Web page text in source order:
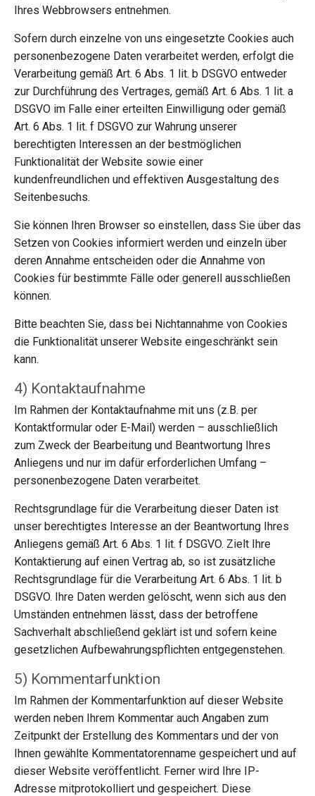
Ihres Webbrowsers entnehmen.
Sofern durch einzelne von uns eingesetzte Cookies auch
personenbezogene Daten verarbeitet werden, erfolgt die
Verarbeitung gemäß Art. 6 Abs. 1 lit. b DSGVO entweder
zur Durchführung des Vertrages, gemäß Art. 6 Abs. 1 lit. a
DSGVO im Falle einer erteilten Einwilligung oder gemäß
Art. 6 Abs. 1 lit. f DSGVO zur Wahrung unserer
berechtigten Interessen an der bestmöglichen
Funktionalität der Website sowie einer
kundenfreundlichen und effektiven Ausgestaltung des
Seitenbesuchs.
Sie können Ihren Browser so einstellen, dass Sie über das
Setzen von Cookies informiert werden und einzeln über
deren Annahme entscheiden oder die Annahme von
Cookies für bestimmte Fälle oder generell ausschließen
können.
Bitte beachten Sie, dass bei Nichtannahme von Cookies
die Funktionalität unserer Website eingeschränkt sein
kann.
4) Kontaktaufnahme
Im Rahmen der Kontaktaufnahme mit uns (z.B. per
Kontaktformular oder E-Mail) werden – ausschließlich
zum Zweck der Bearbeitung und Beantwortung Ihres
Anliegens und nur im dafür erforderlichen Umfang –
personenbezogene Daten verarbeitet.
Rechtsgrundlage für die Verarbeitung dieser Daten ist
unser berechtigtes Interesse an der Beantwortung Ihres
Anliegens gemäß Art. 6 Abs. 1 lit. f DSGVO. Zielt Ihre
Kontaktierung auf einen Vertrag ab, so ist zusätzliche
Rechtsgrundlage für die Verarbeitung Art. 6 Abs. 1 lit. b
DSGVO. Ihre Daten werden gelöscht, wenn sich aus den
Umständen entnehmen lässt, dass der betroffene
Sachverhalt abschließend geklärt ist und sofern keine
gesetzlichen Aufbewahrungspflichten entgegenstehen.
5) Kommentarfunktion
Im Rahmen der Kommentarfunktion auf dieser Website
werden neben Ihrem Kommentar auch Angaben zum
Zeitpunkt der Erstellung des Kommentars und der von
Ihnen gewählte Kommentatorenname gespeichert und auf
dieser Website veröffentlicht. Ferner wird Ihre IP-
Adresse mitprotokolliert und gespeichert. Diese